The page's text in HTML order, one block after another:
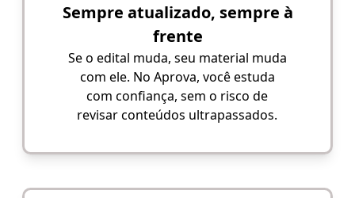
Sempre atualizado, sempre à
frente
Se o edital muda, seu material muda
com ele. No Aprova, você estuda
com confiança, sem o risco de
revisar conteúdos ultrapassados.